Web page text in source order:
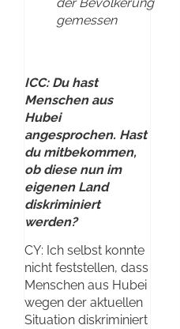
gemessen
ICC: Du hast
Menschen aus
Hubei
angesprochen. Hast
du mitbekommen,
ob diese nun im
eigenen Land
diskriminiert
werden?
CY: Ich selbst konnte
nicht feststellen, dass
Menschen aus Hubei
wegen der aktuellen
Situation diskriminiert